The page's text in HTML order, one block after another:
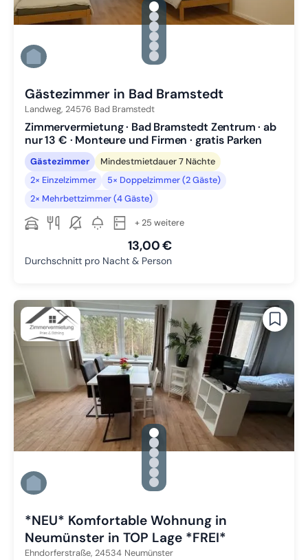
gallery.slide_selector
Zu Slide 1 wechseln
Zu Slide 2 wechseln
Zu Slide 3 wechseln
Zu Slide 4 wechseln
Zu Slide 5 wechseln
Zu Slide 6 wechseln
Gästezimmer in Bad Bramstedt
Landweg, 24576 Bad Bramstedt
Zimmervermietung · Bad Bramstedt Zentrum · ab
nur 13 € · Monteure und Firmen · gratis Parken
Gästezimmer
Mindestmietdauer 7 Nächte
2× Einzelzimmer
5× Doppelzimmer (2 Gäste)
2× Mehrbettzimmer (4 Gäste)
+ 25 weitere
13,00 €
Durchschnitt pro Nacht & Person
gallery.slide_selector
Zu Slide 1 wechseln
Zu Slide 2 wechseln
Zu Slide 3 wechseln
Zu Slide 4 wechseln
Zu Slide 5 wechseln
Zu Slide 6 wechseln
*NEU* Komfortable Wohnung in
Neumünster in TOP Lage *FREI*
Ehndorferstraße, 24534 Neumünster